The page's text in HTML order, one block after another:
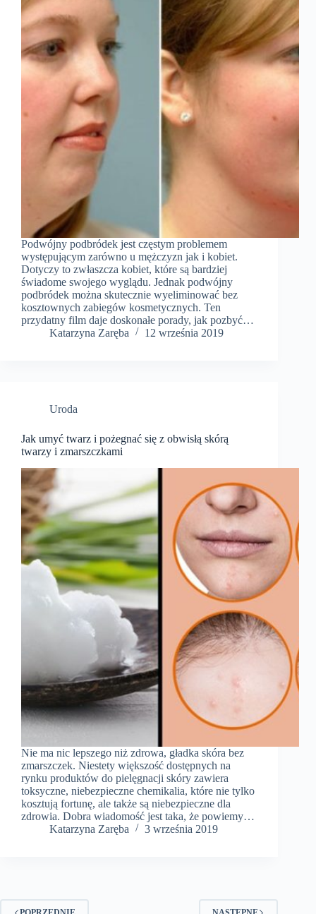
Podwójny podbródek jest częstym problemem
występującym zarówno u mężczyzn jak i kobiet.
Dotyczy to zwłaszcza kobiet, które są bardziej
świadome swojego wyglądu. Jednak podwójny
podbródek można skutecznie wyeliminować bez
kosztownych zabiegów kosmetycznych. Ten
przydatny film daje doskonałe porady, jak pozbyć…
Katarzyna Zaręba
12 września 2019
Uroda
Jak umyć twarz i pożegnać się z obwisłą skórą
twarzy i zmarszczkami
Nie ma nic lepszego niż zdrowa, gładka skóra bez
zmarszczek. Niestety większość dostępnych na
rynku produktów do pielęgnacji skóry zawiera
toksyczne, niebezpieczne chemikalia, które nie tylko
kosztują fortunę, ale także są niebezpieczne dla
zdrowia. Dobra wiadomość jest taka, że ​​powiemy…
Katarzyna Zaręba
3 września 2019